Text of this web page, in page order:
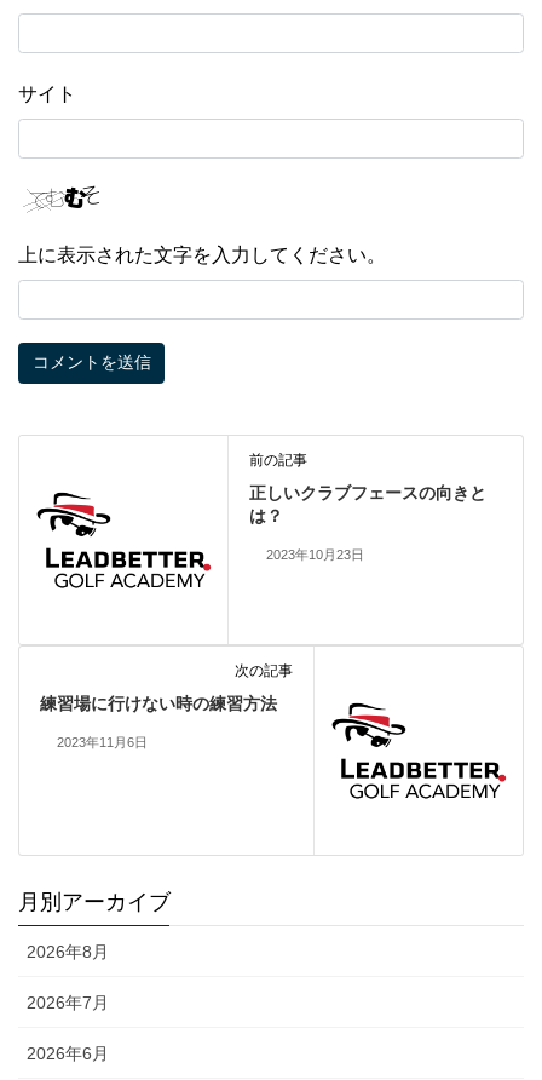
サイト
上に表示された文字を入力してください。
前の記事
正しいクラブフェースの向きと
は？
2023年10月23日
次の記事
練習場に行けない時の練習方法
2023年11月6日
月別アーカイブ
2026年8月
2026年7月
2026年6月